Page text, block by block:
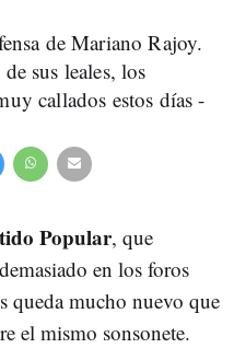
de Mariano Rajoy.
sus leales, los
callados estos días -
Popular, que
en los foros
queda mucho nuevo que
el mismo sonsonete.